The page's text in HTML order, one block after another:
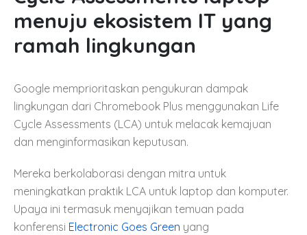
menuju ekosistem IT yang
ramah lingkungan
Google memprioritaskan pengukuran dampak
lingkungan dari Chromebook Plus menggunakan Life
Cycle Assessments (LCA) untuk melacak kemajuan
dan menginformasikan keputusan.
Mereka berkolaborasi dengan mitra untuk
meningkatkan praktik LCA untuk laptop dan komputer.
Upaya ini termasuk menyajikan temuan pada
konferensi Electronic Goes Green yang